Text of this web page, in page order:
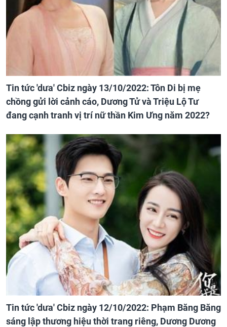
Tin tức 'dưa' Cbiz ngày 13/10/2022: Tôn Di bị mẹ
chồng gửi lời cảnh cáo, Dương Tử và Triệu Lộ Tư
đang cạnh tranh vị trí nữ thần Kim Ưng năm 2022?
Tin tức 'dưa' Cbiz ngày 12/10/2022: Phạm Băng Băng
sáng lập thương hiệu thời trang riêng, Dương Dương